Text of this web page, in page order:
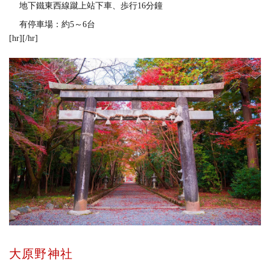
地下鐵東西線蹴上站下車、歩行16分鐘
有停車場：約5～6台
[hr][/hr]
大原野神社